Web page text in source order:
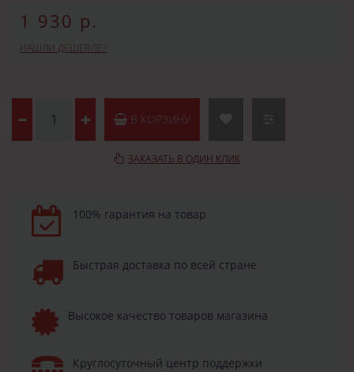
1 930 р.
НАШЛИ ДЕШЕВЛЕ?
В КОРЗИНУ
ЗАКАЗАТЬ В ОДИН КЛИК
100% гарантия на товар
Быстрая доставка по всей стране
Высокое качество товаров магазина
Круглосуточный центр поддержки